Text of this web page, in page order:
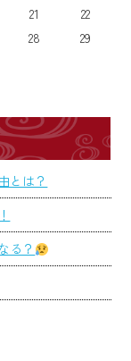
21
22
28
29
とは？
る？